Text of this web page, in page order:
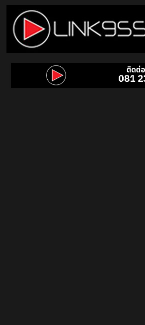
Skip
content
Link
95.5
ลพบุรี